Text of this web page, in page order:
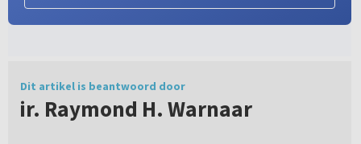
Dit artikel is beantwoord door
ir. Raymond H. Warnaar